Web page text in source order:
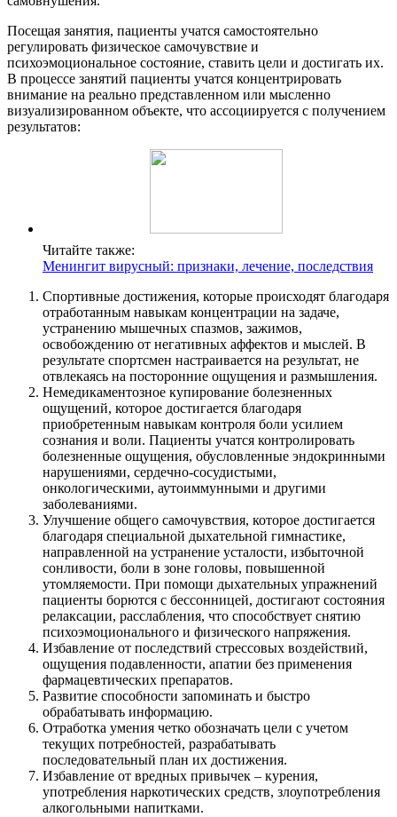
Посещая занятия, пациенты учатся самостоятельно
регулировать физическое самочувствие и
психоэмоциональное состояние, ставить цели и достигать их.
В процессе занятий пациенты учатся концентрировать
внимание на реально представленном или мысленно
визуализированном объекте, что ассоциируется с получением
результатов:
Читайте также:
Менингит вирусный: признаки, лечение, последствия
Спортивные достижения, которые происходят благодаря
отработанным навыкам концентрации на задаче,
устранению мышечных спазмов, зажимов,
освобождению от негативных аффектов и мыслей. В
результате спортсмен настраивается на результат, не
отвлекаясь на посторонние ощущения и размышления.
Немедикаментозное купирование болезненных
ощущений, которое достигается благодаря
приобретенным навыкам контроля боли усилием
сознания и воли. Пациенты учатся контролировать
болезненные ощущения, обусловленные эндокринными
нарушениями, сердечно-сосудистыми,
онкологическими, аутоиммунными и другими
заболеваниями.
Улучшение общего самочувствия, которое достигается
благодаря специальной дыхательной гимнастике,
направленной на устранение усталости, избыточной
сонливости, боли в зоне головы, повышенной
утомляемости. При помощи дыхательных упражнений
пациенты борются с бессонницей, достигают состояния
релаксации, расслабления, что способствует снятию
психоэмоционального и физического напряжения.
Избавление от последствий стрессовых воздействий,
ощущения подавленности, апатии без применения
фармацевтических препаратов.
Развитие способности запоминать и быстро
обрабатывать информацию.
Отработка умения четко обозначать цели с учетом
текущих потребностей, разрабатывать
последовательный план их достижения.
Избавление от вредных привычек – курения,
употребления наркотических средств, злоупотребления
алкогольными напитками.